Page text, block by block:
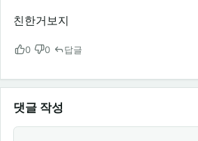
친한거보지
0 0 답글
댓글 작성